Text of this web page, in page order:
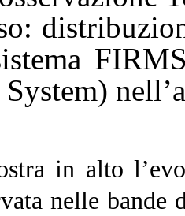
in alto
nelle